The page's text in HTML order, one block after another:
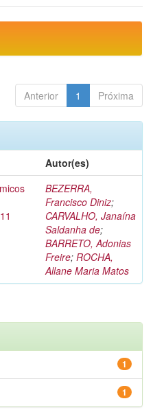
Anterior 1 Próxima
Autor(es)
BEZERRA,
Francisco Diniz;
CARVALHO, Janaína
Saldanha de;
BARRETO, Adonias
Freire; ROCHA,
Allane Maria Matos
1
1